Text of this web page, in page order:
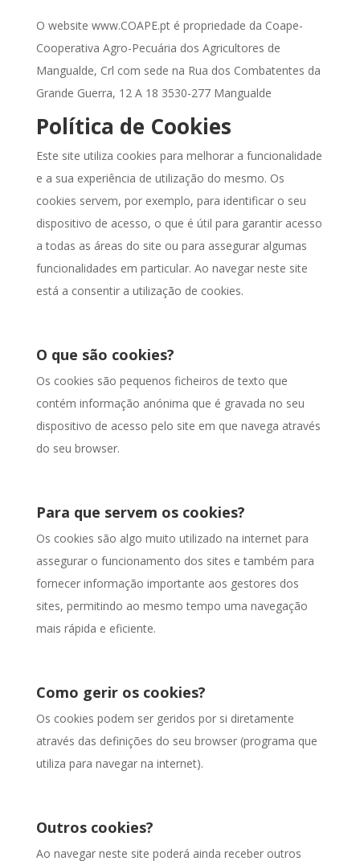
O website www.COAPE.pt é propriedade da Coape-
Cooperativa Agro-Pecuária dos Agricultores de
Mangualde, Crl com sede na Rua dos Combatentes da
Grande Guerra, 12 A 18 3530-277 Mangualde
Política de Cookies
Este site utiliza cookies para melhorar a funcionalidade
e a sua experiência de utilização do mesmo. Os
cookies servem, por exemplo, para identificar o seu
dispositivo de acesso, o que é útil para garantir acesso
a todas as áreas do site ou para assegurar algumas
funcionalidades em particular. Ao navegar neste site
está a consentir a utilização de cookies.
O que são cookies?
Os cookies são pequenos ficheiros de texto que
contém informação anónima que é gravada no seu
dispositivo de acesso pelo site em que navega através
do seu browser.
Para que servem os cookies?
Os cookies são algo muito utilizado na internet para
assegurar o funcionamento dos sites e também para
fornecer informação importante aos gestores dos
sites, permitindo ao mesmo tempo uma navegação
mais rápida e eficiente.
Como gerir os cookies?
Os cookies podem ser geridos por si diretamente
através das definições do seu browser (programa que
utiliza para navegar na internet).
Outros cookies?
Ao navegar neste site poderá ainda receber outros